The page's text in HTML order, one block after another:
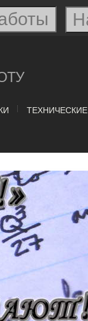
ТЕХНИЧЕСКИЕ